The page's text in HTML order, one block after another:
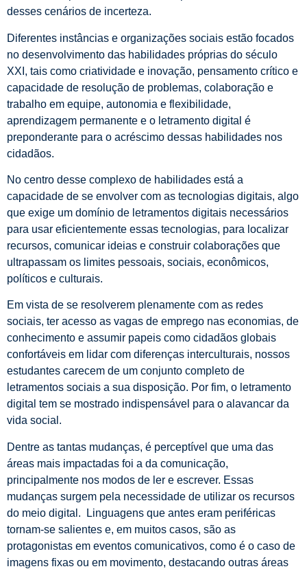
desses cenários de incerteza.
Diferentes instâncias e organizações sociais estão focados
no desenvolvimento das habilidades próprias do século
XXI, tais como criatividade e inovação, pensamento crítico e
capacidade de resolução de problemas, colaboração e
trabalho em equipe, autonomia e flexibilidade,
aprendizagem permanente e o letramento digital é
preponderante para o acréscimo dessas habilidades nos
cidadãos.
No centro desse complexo de habilidades está a
capacidade de se envolver com as tecnologias digitais, algo
que exige um domínio de letramentos digitais necessários
para usar eficientemente essas tecnologias, para localizar
recursos, comunicar ideias e construir colaborações que
ultrapassam os limites pessoais, sociais, econômicos,
políticos e culturais.
Em vista de se resolverem plenamente com as redes
sociais, ter acesso as vagas de emprego nas economias, de
conhecimento e assumir papeis como cidadãos globais
confortáveis em lidar com diferenças interculturais, nossos
estudantes carecem de um conjunto completo de
letramentos sociais a sua disposição. Por fim, o letramento
digital tem se mostrado indispensável para o alavancar da
vida social.
Dentre as tantas mudanças, é perceptível que uma das
áreas mais impactadas foi a da comunicação,
principalmente nos modos de ler e escrever. Essas
mudanças surgem pela necessidade de utilizar os recursos
do meio digital. Linguagens que antes eram periféricas
tornam-se salientes e, em muitos casos, são as
protagonistas em eventos comunicativos, como é o caso de
imagens fixas ou em movimento, destacando outras áreas